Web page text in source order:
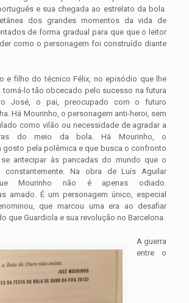
e sua chegada ao estrelato da bola.
dos grandes momentos da vida de
de forma gradual para que que o leitor
como o personagem foi construído diante
e filho do técnico Félix, no episódio que lhe
torná-lo tão obcecado pelo sucesso na futura
José, o pai, preocupado com o futuro
Há Mourinho, o personagem anti-heroi, sem
como vilão ou necessidade de agradar a
do meio da bola. Há Mourinho, o
gosto pela polêmica e que busca o confronto
antecipar às pancadas do mundo que o
Na obra de Luís Aguilar
Mourinho não é apenas odiado.
amado. É um personagem único, especial
que marcou uma era ao desafiar
que Guardiola e sua revolução no Barcelona.
A guerra
entre o